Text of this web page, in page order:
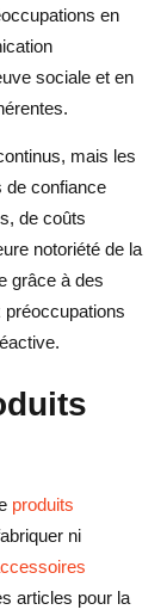
sans
?
dans les
?
ou des
en
sociale et en
mais les
de confiance
de coûts
notoriété de la
grâce à des
produits
ni
articles pour la